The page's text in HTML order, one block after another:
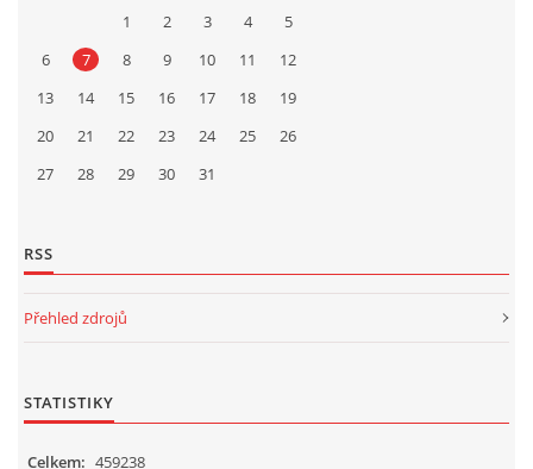
1
2 3 4
5
6
7 8 9 10 11
12
13
14 15 16 17 18
19
20
21 22 23 24 25
26
27
28 29 30 31
RSS
Přehled zdrojů
STATISTIKY
Celkem: 459238